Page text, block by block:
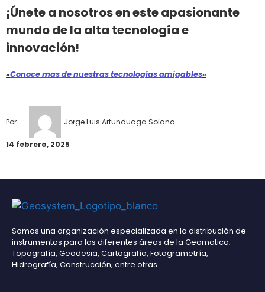
¡Únete a nosotros en este apasionante
mundo de la alta tecnología e
innovación!
«Conoce mas de nuestras tecnologías amigables«
Por Jorge Luis Artunduaga Solano
14 febrero, 2025
Somos una organización especializada en la distribución de
instrumentos para las diferentes áreas de la Geomatica;
Topografía, Geodesia, Cartografía, Fotogrametría,
Hidrografía, Construcción, entre otras..